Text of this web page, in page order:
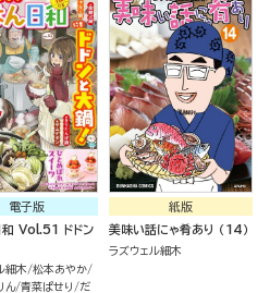
電子版
和 Vol.51 ドドン
細木
松本あやか
ん 青菜ぱせり
だ
紙版
美味い話にゃ肴あり （14）
ラズウェル細木